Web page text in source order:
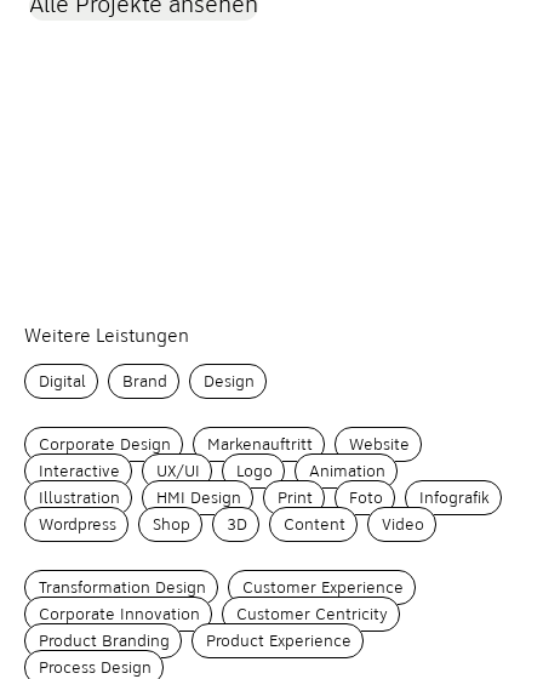
Weitere Leistungen
Digital Brand Design
Corporate Design Markenauftritt
Website
Interactive
UX/UI Logo
Animation
Illustration
HMI Design Print Foto
Infografik
Wordpress
Shop 3D Content Video
Transformation Design
Customer Experience
Corporate Innovation
Customer Centricity
Product Branding
Product Experience
Process Design